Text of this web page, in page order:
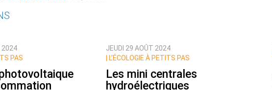
2024
PAS
JEUDI 29 AOÛT 2024
L’ÉCOLOGIE À PETITS PAS
Les mini centrales
hydroélectriques